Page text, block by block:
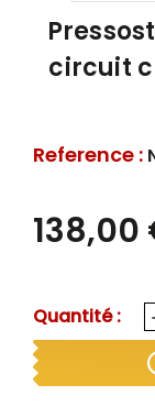
circuit
Reference :
138,00
Quantité :